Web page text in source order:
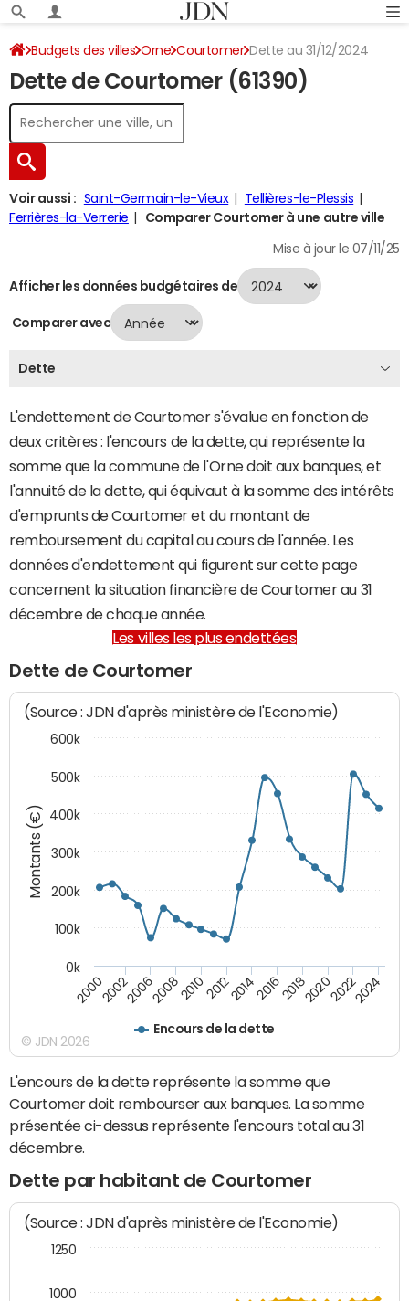
Budgets des villes Orne Courtomer Dette au 31/12/2024
Dette de Courtomer (61390)
Voir aussi : Saint-Germain-le-Vieux
Tellières-le-Plessis
Ferrières-la-Verrerie
Comparer Courtomer à une autre ville
Mise à jour le 07/11/25
Afficher les données budgétaires de
Comparer avec
Dette
L'endettement de Courtomer s'évalue en fonction de
deux critères : l'encours de la dette, qui représente la
somme que la commune de l'Orne doit aux banques, et
l'annuité de la dette, qui équivaut à la somme des intérêts
d'emprunts de Courtomer et du montant de
remboursement du capital au cours de l'année. Les
données d'endettement qui figurent sur cette page
concernent la situation financière de Courtomer au 31
décembre de chaque année.
Les villes les plus endettées
Dette de Courtomer
Montants (€)
(Source : JDN d'après ministère de l'Economie)
Encours de la dette
200020022006200820102012201420162018202020222024
0k
100k
200k
300k
400k
500k
600k
© JDN 2026
L'encours de la dette représente la somme que
Courtomer doit rembourser aux banques. La somme
présentée ci-dessus représente l'encours total au 31
décembre.
Dette par habitant de Courtomer
(Source : JDN d'après ministère de l'Economie)
1000
1250